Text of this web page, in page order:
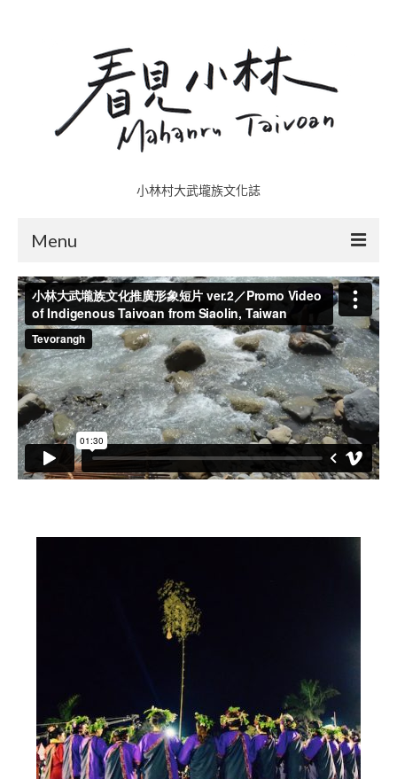
小林村大武壠族文化誌
Menu
小林村故事多
五里埔
日光小林
小愛小林
媒體上的小林
誰是大武壠族
祭儀信仰
歡迎來部落
旅遊資訊